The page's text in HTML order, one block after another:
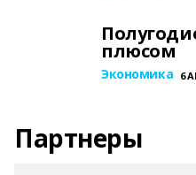
плюсом
Экономика 6
Партнеры